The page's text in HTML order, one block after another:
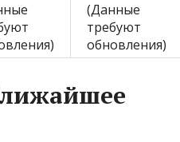
(Данные
требуют
обновления)